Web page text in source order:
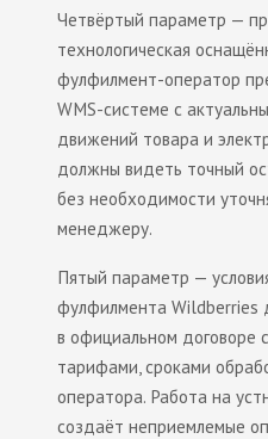
Четвёртый параметр —
технологическая
фулфилмент-оператор
WMS-системе с
движений товара и
должны видеть точный
без необходимости
менеджеру.
Пятый параметр —
фулфилмента Wildberries
в официальном договоре
тарифами, сроками
оператора. Работа на
создаёт неприемлемые